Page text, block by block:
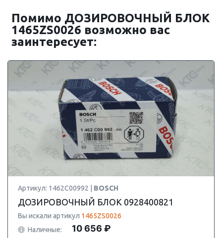
Помимо ДОЗИРОВОЧНЫЙ БЛОК
1465ZS0026 возможно вас
заинтересует:
Артикул: 1462C00992 | BOSCH
ДОЗИРОВОЧНЫЙ БЛОК 0928400821
Вы искали артикул 1465ZS0026
Наличные:
10 656 ₽